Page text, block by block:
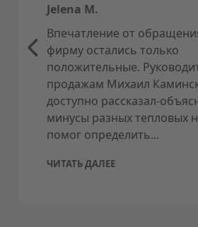
и часы работы (доступ
обеспечен)
Распаковка изделия
Установка на высоту до
(внутренний и наружный
Соединительная труба
внутренним и наружным
электрокабель до 5 м
Крепление наружного
Jelena M.
Впечатление от
фирму остались только
положительные.
продажам Михаил
доступно рассказал-
минусы разных тепловых
помог определить...
ЧИТАТЬ ДАЛЕЕ